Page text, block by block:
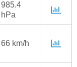
985.4
hPa
66 km/h